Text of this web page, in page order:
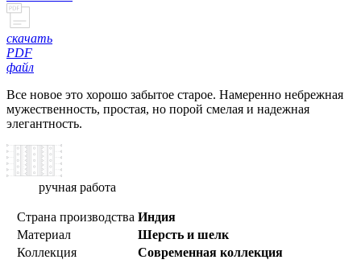
скачать
PDF
файл
Все новое это хорошо забытое старое. Намеренно небрежная
мужественность, простая, но порой смелая и надежная
элегантность.
ручная работа
Страна производства Индия
Материал
Шерсть и шелк
Коллекция
Современная коллекция